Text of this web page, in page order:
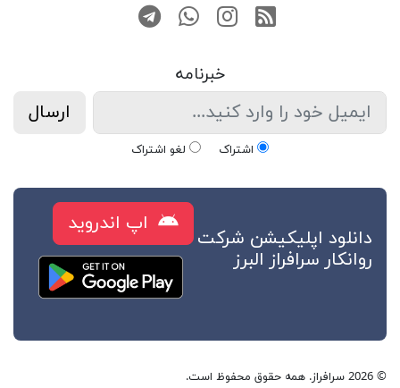
RSS صفحه اینستاگرام
تماس با واتس اپ
کانال تلگرام
خبرنامه
ارسال
اشتراک لغو اشتراک
دانلود اپلیکیشن شرکت
روانکار سرافراز البرز
اپ اندروید
© 2026 سرافراز. همه حقوق محفوظ است.